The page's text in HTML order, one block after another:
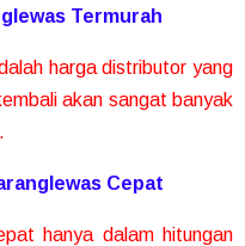
Termurah
harga distributor yang
akan sangat banyak
Cepat
hanya dalam hitungan